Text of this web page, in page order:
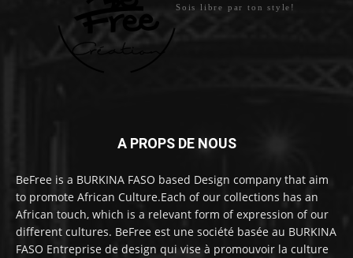
Sois libre par ton style!
A PROPS DE NOUS
BeFree is a BURKINA FASO based Design company that aim
to promote African Culture.Each of our collections has an
African touch, which is a relevant form of expression of our
different cultures. BeFree est une société basée au BURKINA
FASO Entreprise de design qui vise à promouvoir la culture